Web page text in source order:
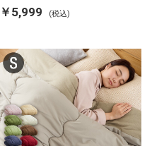
カルキ抜き 空焚き防止 温度調節
軽量 SP-PD22 シンプラス
￥5,999 (税込)